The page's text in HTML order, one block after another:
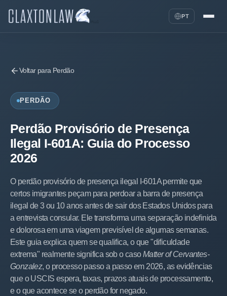
PT
Voltar para Perdão
PERDÃO
Perdão Provisório de Presença
Ilegal I-601A: Guia do Processo
2026
O perdão provisório de presença ilegal I-601A permite que
certos imigrantes peçam para perdoar a barra de presença
ilegal de 3 ou 10 anos antes de sair dos Estados Unidos para
a entrevista consular. Ele transforma uma separação indefinida
e dolorosa em uma viagem previsível de algumas semanas.
Este guia explica quem se qualifica, o que "dificuldade
extrema" realmente significa sob o casoMatter of Cervantes-
Gonzalez, o processo passo a passo em 2026, as evidências
que o USCIS espera, taxas, prazos atuais de processamento,
e o que acontece se o perdão for negado.